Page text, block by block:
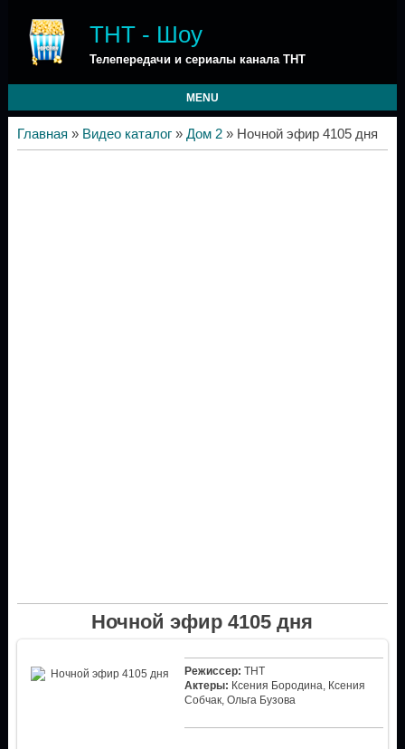
ТНТ - Шоу
Телепередачи и сериалы канала ТНТ
MENU
Главная » Видео каталог» Дом 2» Ночной эфир 4105 дня
Ночной эфир 4105 дня
Режиссер: ТНТ
Актеры: Ксения Бородина, Ксения
Собчак, Ольга Бузова